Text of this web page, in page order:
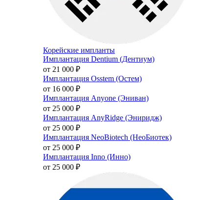
Корейские импланты
Имплантация Dentium (Дентиум)
от 21 000 ₽
Имплантация Osstem (Остем)
от 16 000 ₽
Имплантация Anyone (Эниван)
от 25 000 ₽
Имплантация AnyRidge (Эниридж)
от 25 000 ₽
Имплантация NeoBiotech (НеоБиотек)
от 25 000 ₽
Имплантация Inno (Инно)
от 25 000 ₽